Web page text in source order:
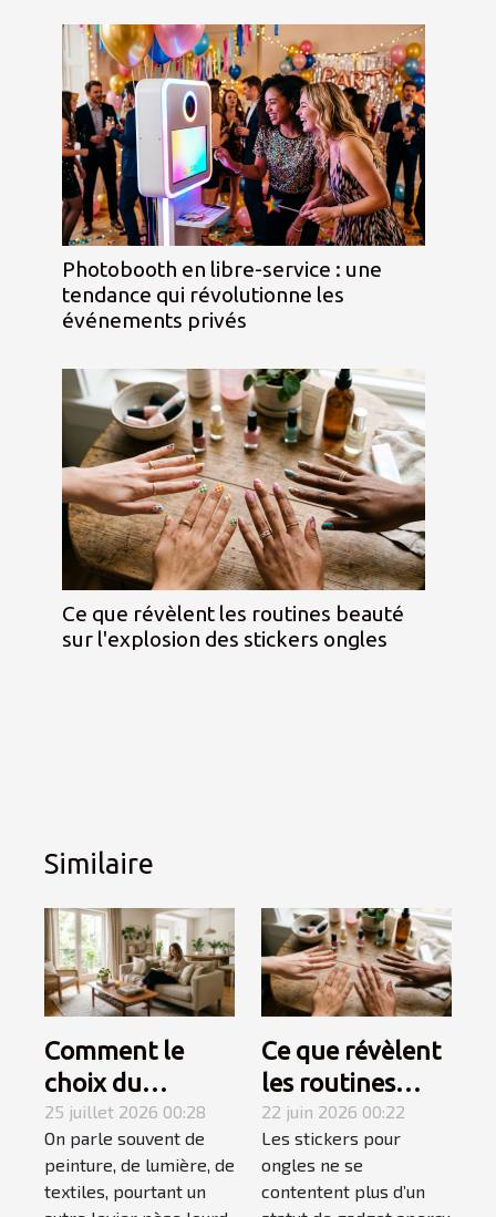
Photobooth en libre-service : une
tendance qui révolutionne les
événements privés
Ce que révèlent les routines beauté
sur l'explosion des stickers ongles
Similaire
Comment le
choix du
mobilier
influence-t-il
l’ambiance
d’une pièce ?
25 juillet 2026 00:28
On parle souvent de
peinture, de lumière, de
textiles, pourtant un
Ce que révèlent
les routines
beauté sur
l'explosion des
stickers ongles
22 juin 2026 00:22
Les stickers pour
ongles ne se
contentent plus d’un